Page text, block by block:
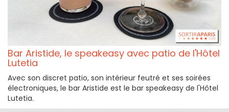
Bar Aristide, le speakeasy avec patio de l'Hôtel
Lutetia
Avec son discret patio, son intérieur feutré et ses soirées
électroniques, le bar Aristide est le bar speakeasy de l'Hôtel
Lutetia.